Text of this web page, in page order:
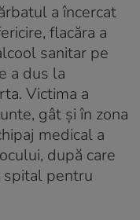
a încercat
flacăra a
sanitar pe
a dus la
Victima a
gât și în zona
medical a
după care
pentru